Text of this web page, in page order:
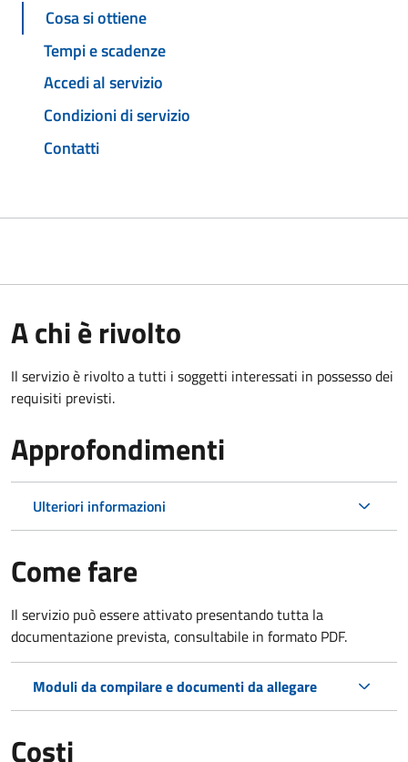
Cosa si ottiene
Tempi e scadenze
Accedi al servizio
Condizioni di servizio
Contatti
A chi è rivolto
Il servizio è rivolto a tutti i soggetti interessati in possesso dei
requisiti previsti.
Approfondimenti
Ulteriori informazioni
Come fare
Il servizio può essere attivato presentando tutta la
documentazione prevista, consultabile in formato PDF.
Moduli da compilare e documenti da allegare
Costi